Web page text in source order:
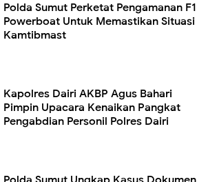
Polda Sumut Perketat Pengamanan F1
Powerboat Untuk Memastikan Situasi
Kamtibmast
Kapolres Dairi AKBP Agus Bahari
Pimpin Upacara Kenaikan Pangkat
Pengabdian Personil Polres Dairi